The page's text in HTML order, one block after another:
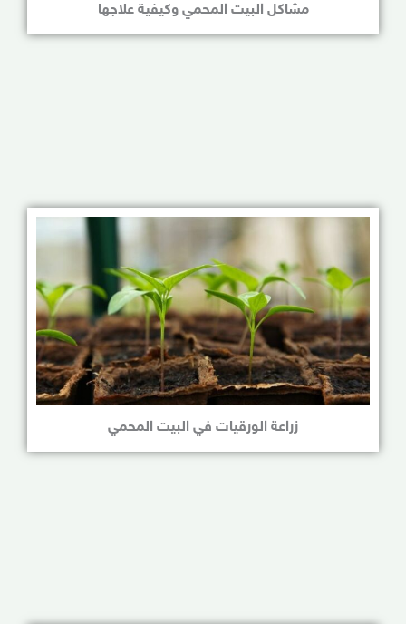
مشاكل البيت المحمي وكيفية علاجها
زراعة الورقيات في البيت المحمي